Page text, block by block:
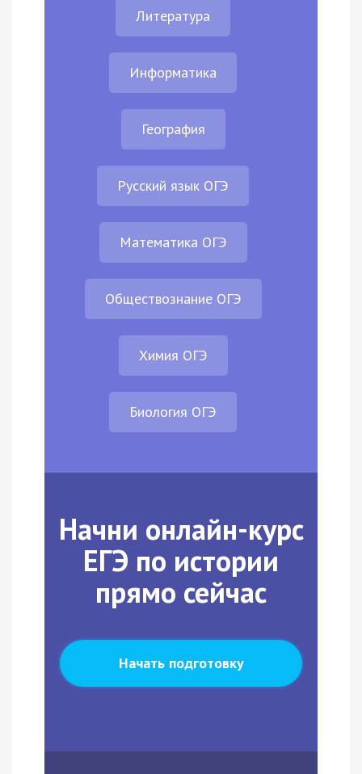
Литература
Информатика
География
Русский язык ОГЭ
Математика ОГЭ
Обществознание ОГЭ
Химия ОГЭ
Биология ОГЭ
Начни онлайн-курс
ЕГЭ по истории
прямо сейчас
Начать подготовку